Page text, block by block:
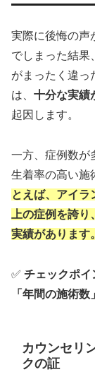
実際に後悔の声
でしまった結果
がまったく違っ
は、 十分な実績
起因します。
一方、症例数が
生着率の高い施
とえば、アイラ
上の症例を誇
実績があります。
✅ チェックポイ
「年間の施術数
カウンセリ
クの証